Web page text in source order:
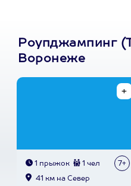
Роупджампинг
Воронеже
1 прыжок 1 чел 7+
41 км на Север